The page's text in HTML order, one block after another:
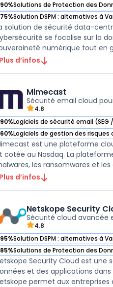
90%Solutions de Protection des
— voir Daspren dans cette catégorie
75%Solution DSPM : alternatives à
— voir Daspren dans cette catégorie
solution de sécurité data-
se focalise sur la
Plus d’infos
Mimecast
Sécurité email cloud
4.8
90%Logiciels de sécurité email (SEG /
— voir Mimecast dans cette
60%Logiciels de gestion des risques
— voir Mimecast dans cette
est une plateforme
cotée au Nasdaq. La
les ransomwares et
Plus d’infos
Netskope Security
Sécurité cloud avancée
4.8
95%Solution DSPM : alternatives à
— voir Netskope Security Cloud
85%Solutions de Protection des
— voir Netskope Security Cloud dans
Security Cloud est
et des applications
permet aux